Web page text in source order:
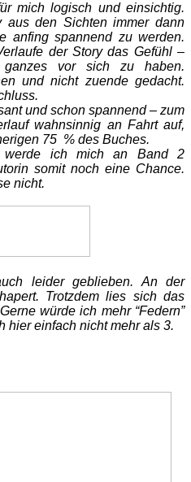
mich logisch und einsichtig.
aus den Sichten immer dann
anfing spannend zu werden.
der Story das Gefühl –
vor sich zu haben.
und nicht zuende gedacht.
und schon spannend – zum
wahnsinnig an Fahrt auf,
75 % des Buches.
werde ich mich an Band 2
somit noch eine Chance.
nicht.
leider geblieben. An der
Trotzdem lies sich das
würde ich mehr “Federn”
hier einfach nicht mehr als 3.